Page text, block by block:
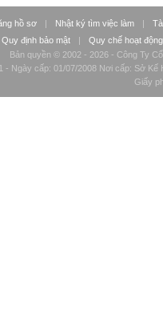
hồ sơ | Nhật ký tìm việc làm |
Quy định bảo mật |
Quy chế hoạt động
Bản quyền © 2002 - 2026 - Công Ty
- Ngày cấp: 01/07/2008 Nơi cấp: Sở
Giấy